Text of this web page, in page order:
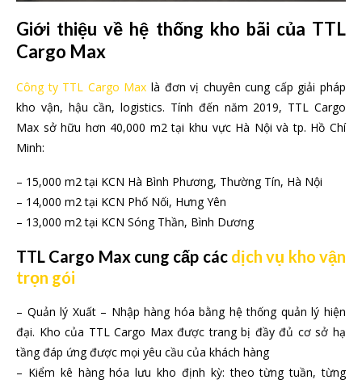
Giới thiệu về hệ thống kho bãi của TTL
Cargo Max
Công ty TTL Cargo Max là đơn vị chuyên cung cấp giải pháp
kho vận, hậu cần, logistics. Tính đến năm 2019, TTL Cargo
Max sở hữu hơn 40,000 m2 tại khu vực Hà Nội và tp. Hồ Chí
Minh:
– 15,000 m2 tại KCN Hà Bình Phương, Thường Tín, Hà Nội
– 14,000 m2 tại KCN Phố Nối, Hưng Yên
– 13,000 m2 tại KCN Sóng Thần, Bình Dương
TTL Cargo Max cung cấp các dịch vụ kho vận
trọn gói
– Quản lý Xuất – Nhập hàng hóa bằng hệ thống quản lý hiện
đại. Kho của TTL Cargo Max được trang bị đầy đủ cơ sở hạ
tầng đáp ứng được mọi yêu cầu của khách hàng
– Kiểm kê hàng hóa lưu kho định kỳ: theo từng tuần, từng